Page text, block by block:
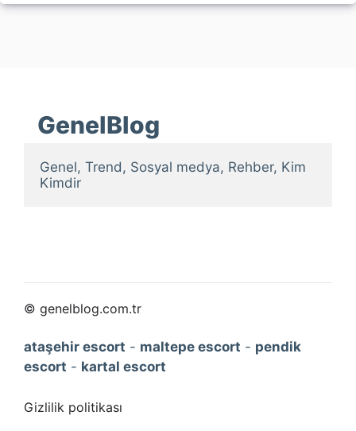
GenelBlog
Genel, Trend, Sosyal medya, Rehber, Kim
Kimdir
© genelblog.com.tr
ataşehir escort - maltepe escort - pendik
escort - kartal escort
Gizlilik politikası